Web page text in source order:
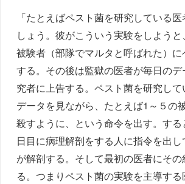
「たとえばペスト菌を研究している
しょう。彼がこういう実験をしよう
被験者（部隊でマルタと呼ばれた）
する。その後は監獄の医者が毎日の
究者に上告する。ペスト菌を研究し
データを見ながら、たとえば1～５の
殺すように、という命令を出す。す
日目に病理解剖をする人に指令を出
が解剖する。そして最初の医者にそ
る。つまりペスト菌の実験を主導す